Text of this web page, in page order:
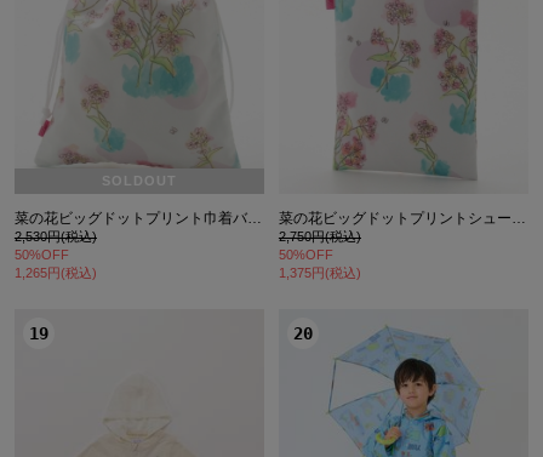
SOLDOUT
菜の花ビッグドットプリント巾着バッグ
2,530円(税込)
50%OFF
1,265円(税込)
菜の花ビッグドットプリントシューズケース
2,750円(税込)
50%OFF
1,375円(税込)
19 20